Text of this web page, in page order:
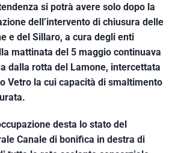
si potrà avere solo dopo la
dell’intervento di chiusura delle
e del Sillaro, a cura degli enti
mattinata del 5 maggio continuava
dalla rotta del Lamone, intercettata
Vetro la cui capacità di smaltimento
desta lo stato del
Canale di bonifica in destra di